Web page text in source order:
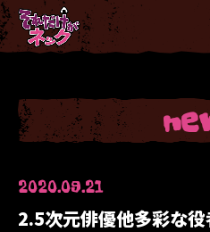
2020.09.21
2.5次元俳優他多彩な